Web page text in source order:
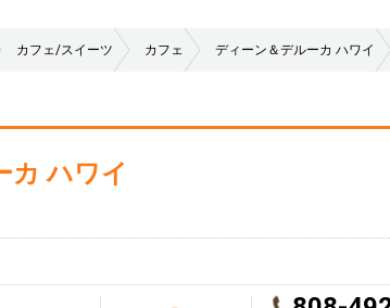
カフェ/スイーツ カフェ ディーン＆デルーカ ハワイ
カ ハワイ